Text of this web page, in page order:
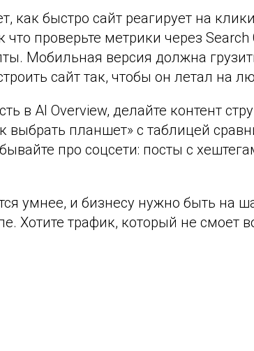
как быстро сайт реагирует на
проверьте метрики через
Мобильная версия должна
сайт так, чтобы он летал на
в AI Overview, делайте контент
выбрать планшет» с таблицей
про соцсети: посты с
умнее, и бизнесу нужно быть на
Хотите трафик, который не